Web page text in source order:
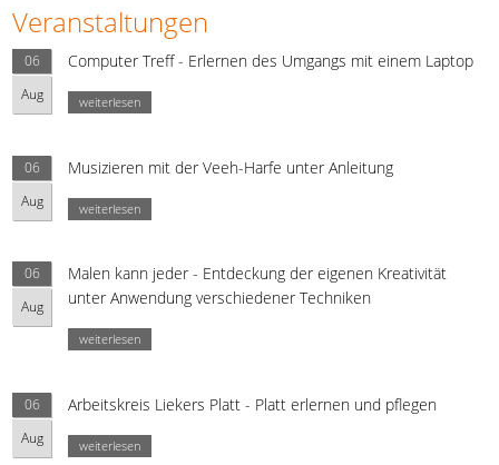
Veranstaltungen
06
Aug
Computer Treff - Erlernen des Umgangs mit einem Laptop
weiterlesen
06
Aug
Musizieren mit der Veeh-Harfe unter Anleitung
weiterlesen
06
Aug
Malen kann jeder - Entdeckung der eigenen Kreativität
unter Anwendung verschiedener Techniken
weiterlesen
06
Aug
Arbeitskreis Liekers Platt - Platt erlernen und pflegen
weiterlesen